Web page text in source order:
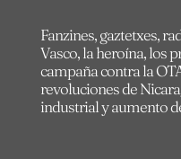
Fanzines, gaztetxes,
Vasco, la heroína, los
campaña contra la
revoluciones de
industrial y aumento